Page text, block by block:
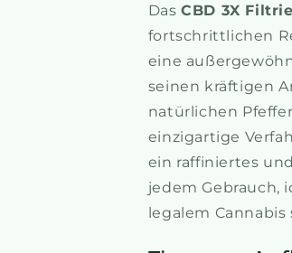
DasCBD 3X
fortschrittlichen
eine
seinen kräftigen
natürlichen
einzigartige
ein raffiniertes
jedem Gebrauch,
legalem Cannabis